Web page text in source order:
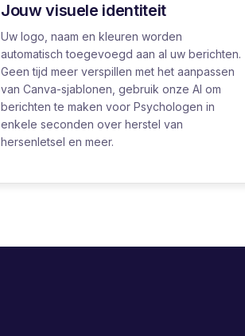
Jouw visuele identiteit
Uw logo, naam en kleuren worden
automatisch toegevoegd aan al uw berichten.
Geen tijd meer verspillen met het aanpassen
van Canva-sjablonen, gebruik onze AI om
berichten te maken voor Psychologen in
enkele seconden over herstel van
hersenletsel en meer.